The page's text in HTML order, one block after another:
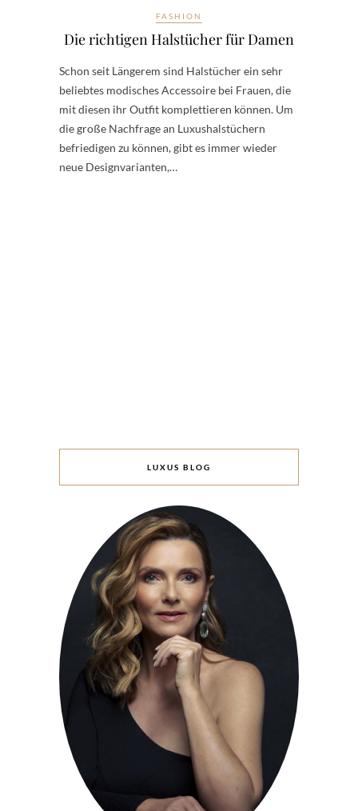
FASHION
Die richtigen Halstücher für Damen
Schon seit Längerem sind Halstücher ein sehr
beliebtes modisches Accessoire bei Frauen, die
mit diesen ihr Outfit komplettieren können. Um
die große Nachfrage an Luxushalstüchern
befriedigen zu können, gibt es immer wieder
neue Designvarianten,…
LUXUS BLOG